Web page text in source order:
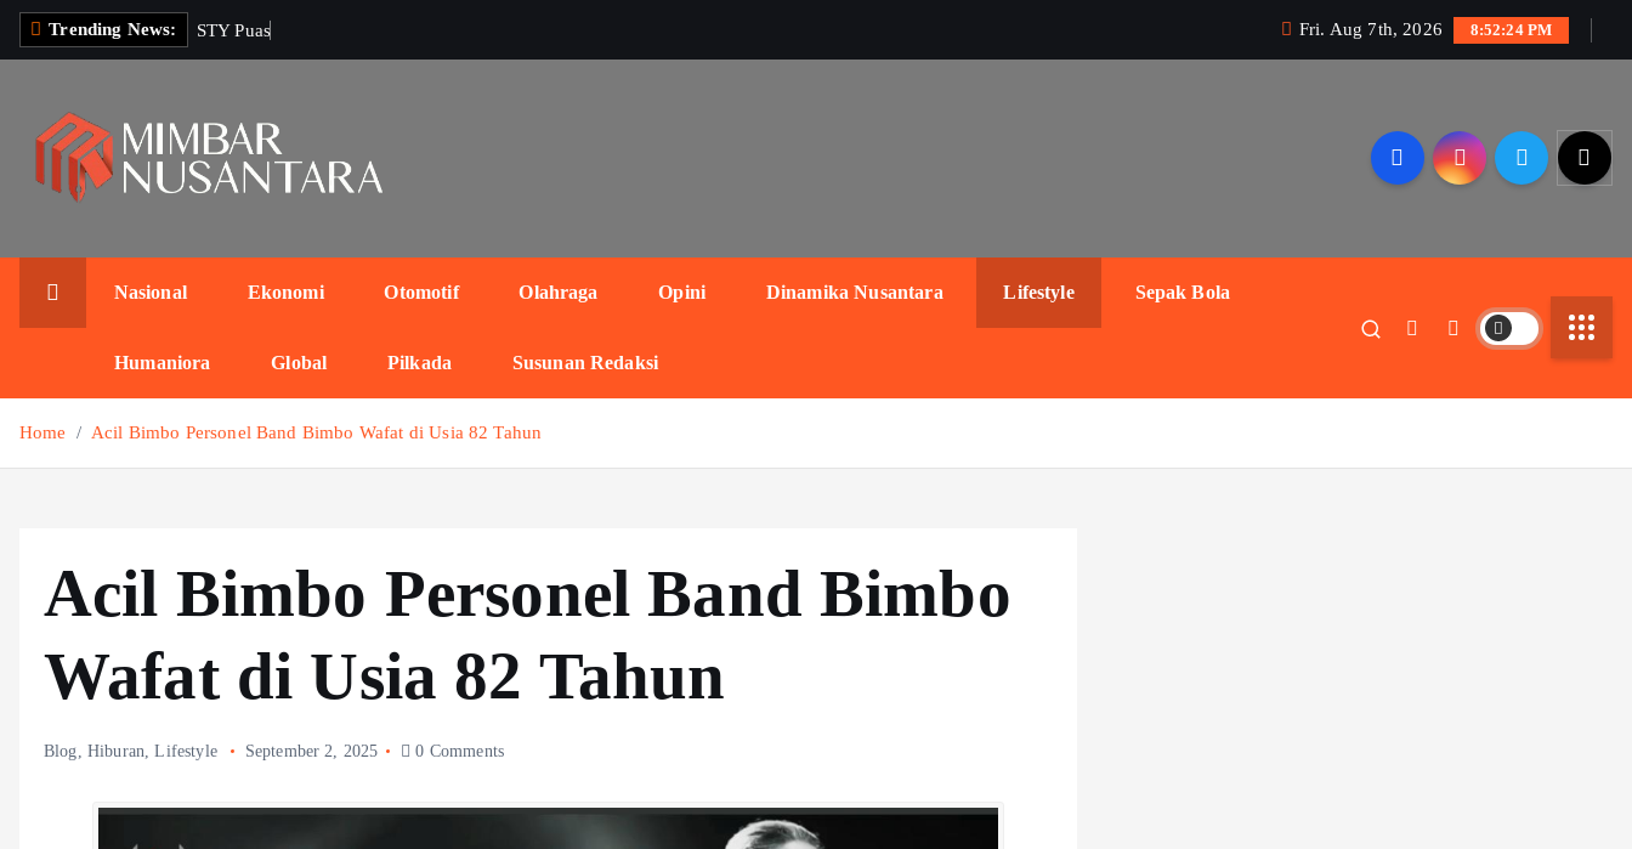
Trending News: STY Puas Fri. Aug 7th, 2026 8:52:25 PM
Nasional Ekonomi Otomotif Olahraga Opini Dinamika Nusantara Lifestyle Sepak Bola
Humaniora Global Pilkada Susunan Redaksi
Home Acil Bimbo Personel Band Bimbo Wafat di Usia 82 Tahun
Acil Bimbo Personel Band Bimbo
Wafat di Usia 82 Tahun
Blog Hiburan ,Lifestyle September 2, 2025 0 Comments